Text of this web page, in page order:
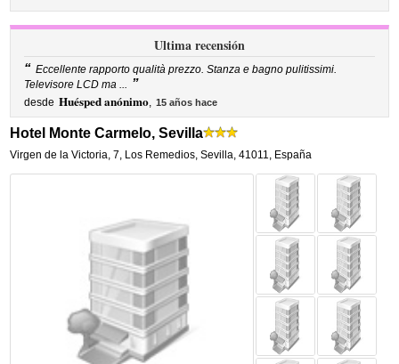
Ultima recensión
“ Eccellente rapporto qualità prezzo. Stanza e bagno pulitissimi.
Televisore LCD ma ... ”
desde Huésped anónimo, 15 años hace
Hotel Monte Carmelo, Sevilla
Virgen de la Victoria, 7, Los Remedios, Sevilla,41011, España